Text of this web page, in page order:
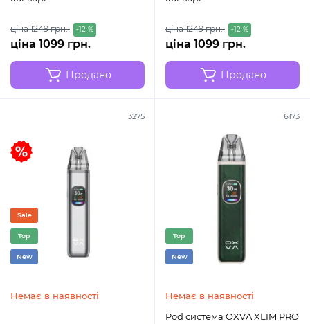
ціна 1249 грн. -12 %
ціна 1099 грн.
Продано
ціна 1249 грн. -12 %
ціна 1099 грн.
Продано
3275
Sale
Top
New
Немає в наявності
6173
Top
New
Немає в наявності
Pod система OXVA XLIM PRO